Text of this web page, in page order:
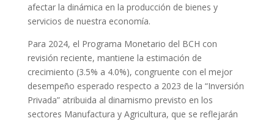
afectar la dinámica en la producción de bienes y
servicios de nuestra economía.
Para 2024, el Programa Monetario del BCH con
revisión reciente, mantiene la estimación de
crecimiento (3.5% a 4.0%), congruente con el mejor
desempeño esperado respecto a 2023 de la “Inversión
Privada” atribuida al dinamismo previsto en los
sectores Manufactura y Agricultura, que se reflejarán